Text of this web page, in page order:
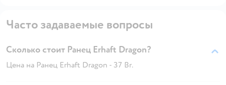
Часто задаваемые вопросы
Сколько стоит Ранец Erhaft Dragon?
Цена на Ранец Erhaft Dragon - 37 Br.